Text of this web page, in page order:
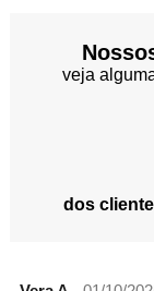
veja
dos